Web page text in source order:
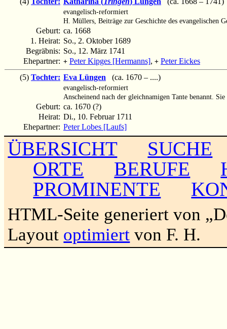
evangelisch-reformiert
H. Müllers, Beiträge zur Geschichte des evangelischen
Geburt: ca. 1668
1. Heirat: So., 2. Oktober 1689
Begräbnis: So., 12. März 1741
Ehepartner: + Peter Kipges [Hermanns], + Peter Eickes
(5) Tochter: Eva Lüngen (ca. 1670 – ....)
evangelisch-reformiert
Anscheinend nach der gleichnamigen Tante benannt.
Geburt: ca. 1670 (?)
Heirat: Di., 10. Februar 1711
Ehepartner: Peter Lobes [Laufs]
ÜBERSICHT
SUCHE
ORTE
BERUFE
PROMINENTE
HTML-Seite generiert von
Layout optimiert von F. H.